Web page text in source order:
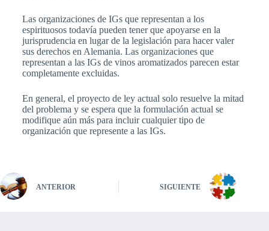
Las organizaciones de IGs que representan a los
espirituosos todavía pueden tener que apoyarse en la
jurisprudencia en lugar de la legislación para hacer valer
sus derechos en Alemania. Las organizaciones que
representan a las IGs de vinos aromatizados parecen estar
completamente excluidas.
En general, el proyecto de ley actual solo resuelve la mitad
del problema y se espera que la formulación actual se
modifique aún más para incluir cualquier tipo de
organización que represente a las IGs.
ANTERIOR SIGUIENTE